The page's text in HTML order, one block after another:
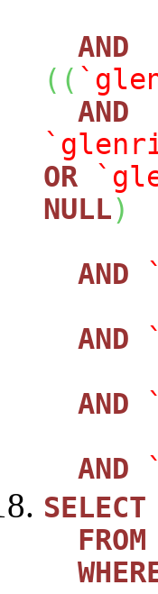
AND
( (
AND
OR
NULL)
AND
AND
AND
AND
SELECT
FROM